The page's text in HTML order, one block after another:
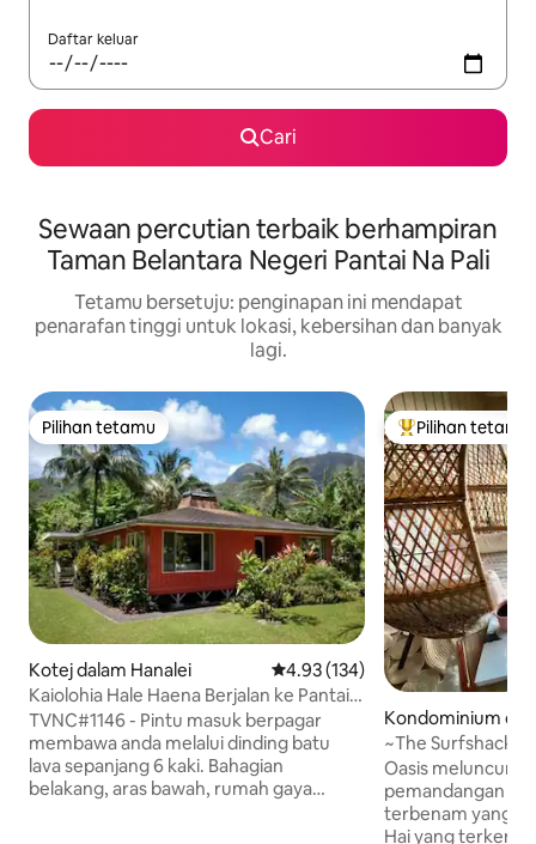
Daftar keluar
Cari
Sewaan percutian terbaik berhampiran
Taman Belantara Negeri Pantai Na Pali
Tetamu bersetuju: penginapan ini mendapat
penarafan tinggi untuk lokasi, kebersihan dan banyak
lagi.
Pilihan tetamu
Pilihan tetamu
Kotej dalam Hanalei Penarafan purata 4.93 daripada
4.93 (134)
Kaiolohia Hale Haena Berjalan ke Pantai
Terowong
TVNC#1146 - Pintu masuk berpagar
membawa anda melalui dinding batu
lava sepanjang 6 kaki. Bahagian
belakang, aras bawah, rumah gaya
Pilihan utama
Pilihan tetamu
Kondominium
ville
~The Surfshack~
laut yang
Oasis meluncur
pemandangan
terbenam yang
Hai yang